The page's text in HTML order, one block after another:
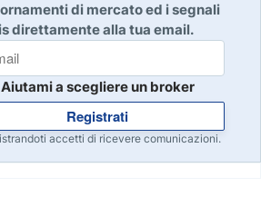
Inizia
Inizia
di mercato ed i segnali
direttamente alla tua email.
Aiutami a scegliere un broker
Registrati
accetti di ricevere comunicazioni.